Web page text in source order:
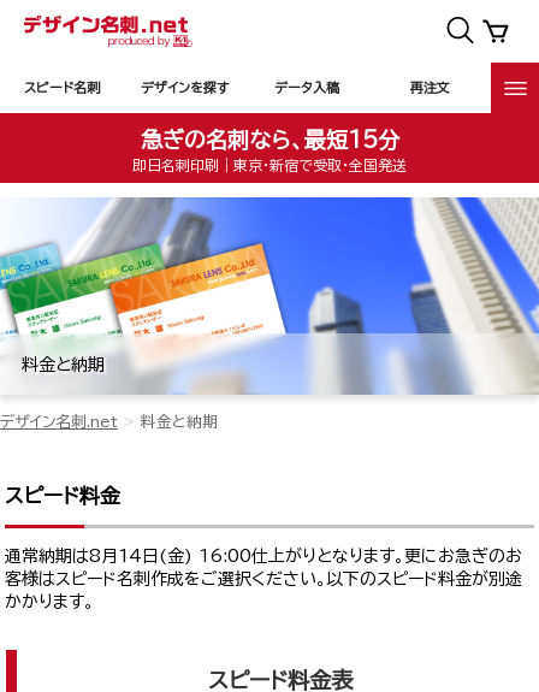
スピード名刺 デザインを探す データ入稿 再注文
急ぎの名刺なら、最短15分
即日名刺印刷｜東京・新宿で受取・全国発送
料金と納期
デザイン名刺.net 料金と納期
スピード料金
通常納期は8月14日(金) 16:00仕上がりとなります。更にお急ぎのお
客様はスピード名刺作成をご選択ください。以下のスピード料金が別途
かかります。
スピード料金表